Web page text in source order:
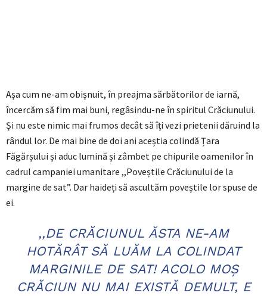
Așa cum ne-am obișnuit, în preajma sărbătorilor de iarnă,
încercăm să fim mai buni, regâsindu-ne în spiritul Crăciunului.
Și nu este nimic mai frumos decât să îți vezi prietenii dăruind la
rândul lor. De mai bine de doi ani aceștia colindă Țara
Făgărșului și aduc lumină și zâmbet pe chipurile oamenilor în
cadrul campaniei umanitare ,,Poveștile Crăciunului de la
margine de sat”. Dar haideți să ascultăm poveștile lor spuse de
ei.
,,DE CRĂCIUNUL ĂSTA NE-AM
HOTĂRÂT SĂ LUĂM LA COLINDAT
MARGINILE DE SAT! ACOLO MOŞ
CRĂCIUN NU MAI EXISTĂ DEMULT, E